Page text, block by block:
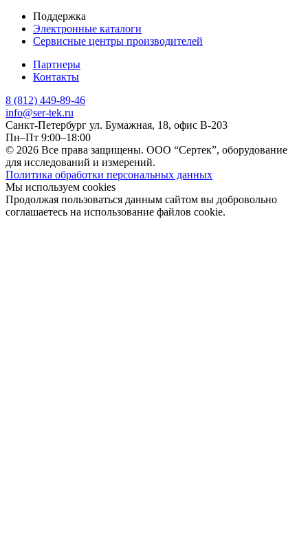
Поддержка
Электронные каталоги
Сервисные центры производителей
Партнеры
Контакты
8 (812) 449-89-46
info@ser-tek.ru
Санкт-Петербург ул. Бумажная, 18, офис B-203
Пн–Пт 9:00–18:00
© 2026 Все права защищены. ООО “Сертек”, оборудование
для исследований и измерений.
Политика обработки персональных данных
Мы используем cookies
Продолжая пользоваться данным сайтом вы добровольно
соглашаетесь на использование файлов cookie.